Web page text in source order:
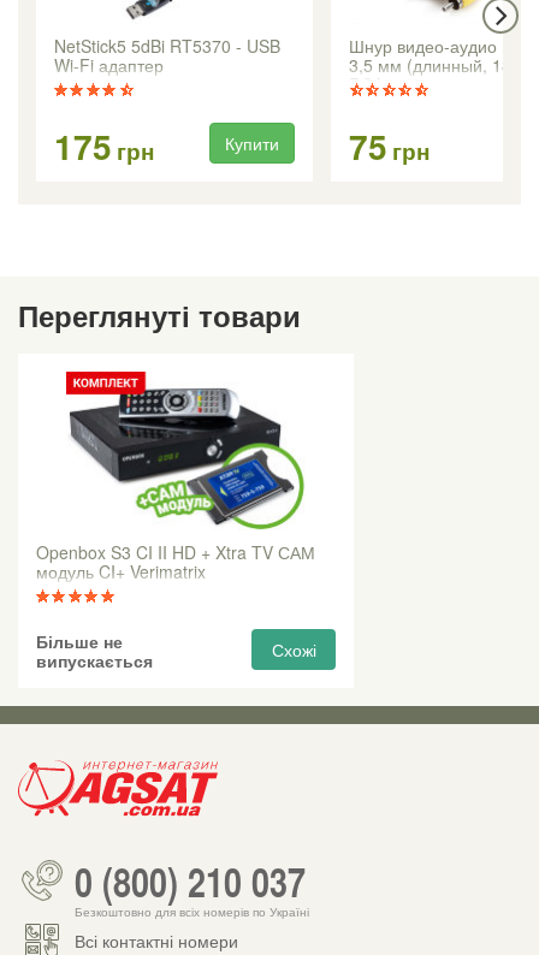
NetStick5 5dBi RT5370 - USB
Wi-Fi адаптер
175 грн Купити
Шнур видео-аудио
3,5 мм (длинный,
RCA, 1,0м
75 грн
Переглянуті товари
Openbox S3 CI II HD + Xtra TV САМ
модуль CI+ Verimatrix
Більше не
випускається
Схожі
0 (800) 210 037
Безкоштовно для всіх номерів по Україні
Всі контактні номери